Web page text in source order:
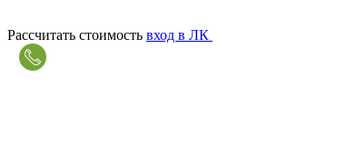
Рассчитать стоимость вход в ЛК